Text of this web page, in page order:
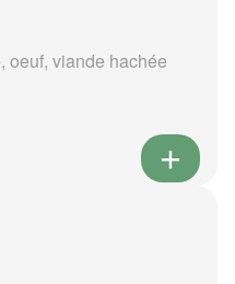
oeuf, viande hachée